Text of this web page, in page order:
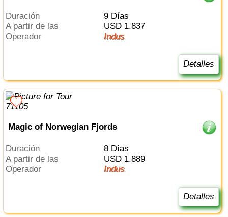
Duración
9 Días
a partir de las
USD 1.837
Operador
Indus
Detalles
Magic of Norwegian Fjords
Duración
8 Días
a partir de las
USD 1.889
Operador
Indus
Detalles